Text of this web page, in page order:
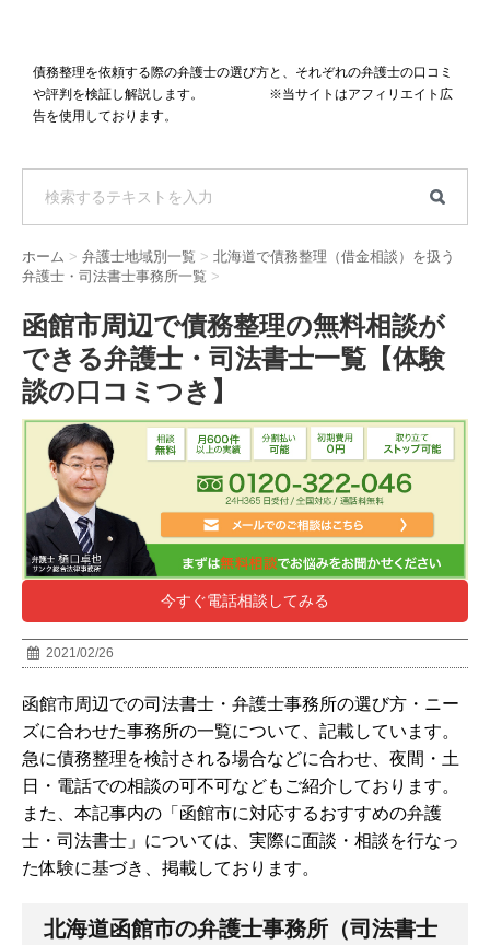
債務整理を依頼する際の弁護士の選び方と、それぞれの弁護士の口コミ
や評判を検証し解説します。 ※当サイトはアフィリエイト広
告を使用しております。
ホーム > 弁護士地域別一覧 > 北海道で債務整理（借金相談）を扱う
弁護士・司法書士事務所一覧 >
函館市周辺で債務整理の無料相談が
できる弁護士・司法書士一覧【体験
談の口コミつき】
今すぐ電話相談してみる
2021/02/26
函館市周辺での司法書士・弁護士事務所の選び方・ニー
ズに合わせた事務所の一覧について、記載しています。
急に債務整理を検討される場合などに合わせ、夜間・土
日・電話での相談の可不可などもご紹介しております。
また、本記事内の「函館市に対応するおすすめの弁護
士・司法書士」については、実際に面談・相談を行なっ
た体験に基づき、掲載しております。
北海道函館市の弁護士事務所（司法書士